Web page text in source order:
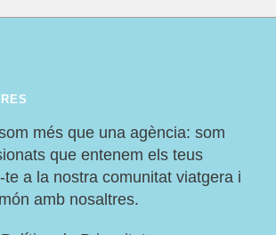
més que una agència: som
que entenem els teus
a la nostra comunitat viatgera i
amb nosaltres.